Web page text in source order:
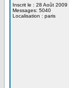
Inscrit le : 28 Août 2009
Messages: 5040
Localisation : paris